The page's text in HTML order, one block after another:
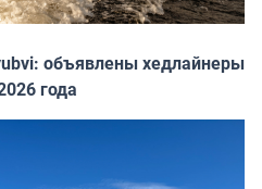
объявлены хедлайнеры
года